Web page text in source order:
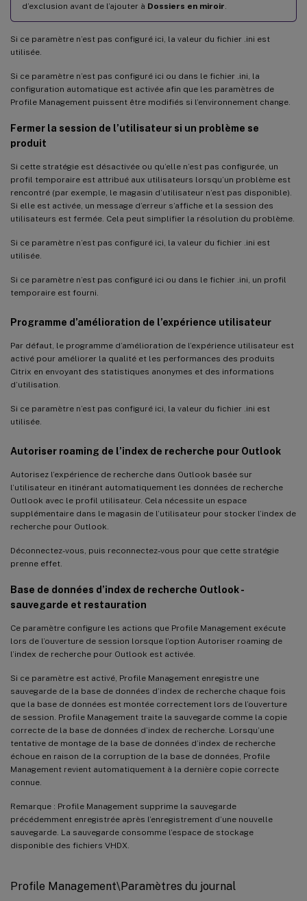
d’exclusion avant de l’ajouter à Dossiers en miroir
Si ce paramètre n’est pas configuré ici, la valeur du fichier .ini est
utilisée.
Si ce paramètre n’est pas configuré ici ou dans le fichier .ini, la
configuration automatique est activée afin que les paramètres de
Profile Management puissent être modifiés si l’environnement change.
Fermer la session de l’utilisateur si un problème se
produit
Si cette stratégie est désactivée ou qu’elle n’est pas configurée, un
profil temporaire est attribué aux utilisateurs lorsqu’un problème est
rencontré (par exemple, le magasin d’utilisateur n’est pas disponible).
Si elle est activée, un message d’erreur s’affiche et la session des
utilisateurs est fermée. Cela peut simplifier la résolution du problème.
Si ce paramètre n’est pas configuré ici, la valeur du fichier .ini est
utilisée.
Si ce paramètre n’est pas configuré ici ou dans le fichier .ini, un profil
temporaire est fourni.
Programme d’amélioration de l’expérience utilisateur
Par défaut, le programme d’amélioration de l’expérience utilisateur est
activé pour améliorer la qualité et les performances des produits
Citrix en envoyant des statistiques anonymes et des informations
d’utilisation.
Si ce paramètre n’est pas configuré ici, la valeur du fichier .ini est
utilisée.
Autoriser roaming de l’index de recherche pour Outlook
Autorisez l’expérience de recherche dans Outlook basée sur
l’utilisateur en itinérant automatiquement les données de recherche
Outlook avec le profil utilisateur. Cela nécessite un espace
supplémentaire dans le magasin de l’utilisateur pour stocker l’index de
recherche pour Outlook.
Déconnectez-vous, puis reconnectez-vous pour que cette stratégie
prenne effet.
Base de données d’index de recherche Outlook -
sauvegarde et restauration
Ce paramètre configure les actions que Profile Management exécute
lors de l’ouverture de session lorsque l’option Autoriser roaming de
l’index de recherche pour Outlook est activée.
Si ce paramètre est activé, Profile Management enregistre une
sauvegarde de la base de données d’index de recherche chaque fois
que la base de données est montée correctement lors de l’ouverture
de session. Profile Management traite la sauvegarde comme la copie
correcte de la base de données d’index de recherche. Lorsqu’une
tentative de montage de la base de données d’index de recherche
échoue en raison de la corruption de la base de données, Profile
Management revient automatiquement à la dernière copie correcte
connue.
Remarque : Profile Management supprime la sauvegarde
précédemment enregistrée après l’enregistrement d’une nouvelle
sauvegarde. La sauvegarde consomme l’espace de stockage
disponible des fichiers VHDX.
Profile Management\Paramètres du journal